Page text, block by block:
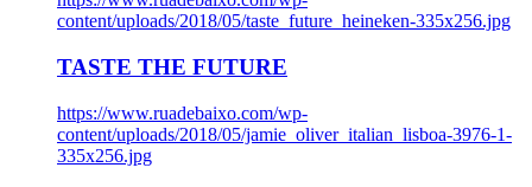
content/uploads/2018/05/taste_future_heineken-335x256.jpg
TASTE THE FUTURE
https://www.ruadebaixo.com/wp-
content/uploads/2018/05/jamie_oliver_italian_lisboa-3976-1-
335x256.jpg